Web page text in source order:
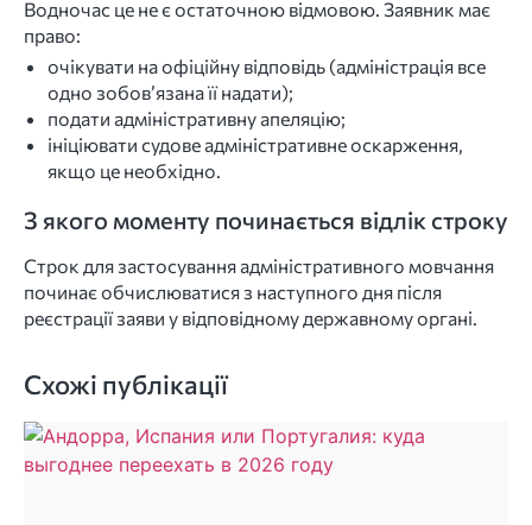
Водночас це не є остаточною відмовою. Заявник має
право:
очікувати на офіційну відповідь (адміністрація все
одно зобов’язана її надати);
подати адміністративну апеляцію;
ініціювати судове адміністративне оскарження,
якщо це необхідно.
З якого моменту починається відлік строку
Строк для застосування адміністративного мовчання
починає обчислюватися з наступного дня після
реєстрації заяви у відповідному державному органі.
Схожі публікації